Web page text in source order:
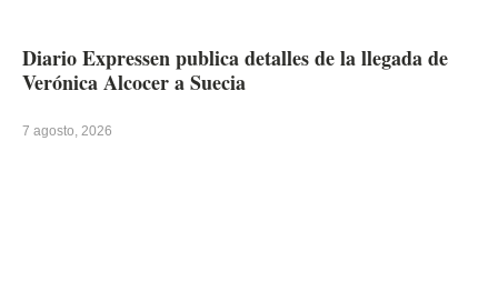
Diario Expressen publica detalles de la llegada de
Verónica Alcocer a Suecia
7 agosto, 2026